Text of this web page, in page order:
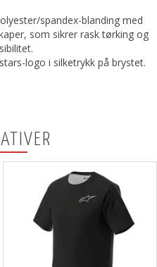
spandex-blanding med
som sikrer rask tørking og
logo i silketrykk på brystet.